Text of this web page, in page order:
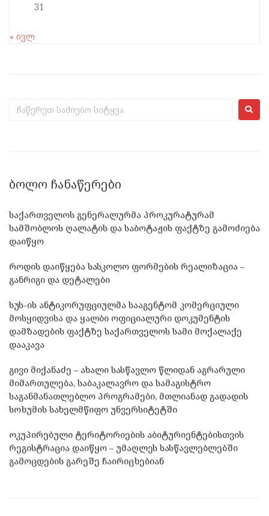
31
« ივლ
ᲑᲝᲚᲝ ᲩᲐᲜᲐᲬᲔᲠᲔᲑᲘ
საქართველოს გენერალურმა პროკურატურამ
სამშობლოს ღალატის და საბოტაჟის ფაქტზე გამოძიება
დაიწყო
როდის დაიწყება სასკოლო ფორმების რეალიზაცია –
განრიგი და დეტალები
სუს-ის ანტიკორუფციულმა სააგენტომ კომერციული
მოსყიდვისა და ყალბი ოფიციალური დოკუმენტის
დამზადების ფაქტზე საქართველოს სამი მოქალაქე
დააკავა
გივი მიქანაძე – ახალი სასწავლო წლიდან აგრარული
მიმართულება, საბაკალავრო და სამაგისტრო
საგანმანათლებლო პროგრამები, მთლიანად გადადის
სოხუმის სახელმწიფო უნვერსიტეტში
ოკუპირებული ტერიტორიების აბიტურიენტებისთვის
რეგისტრაცია დაიწყო – უმაღლეს სასწავლებლებში
გამოცდების გარეშე ჩაირიცხებიან